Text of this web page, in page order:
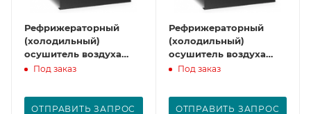
Рефрижераторный
(холодильный)
осушитель воздуха
CDX120
Под заказ
ОТПРАВИТЬ ЗАПРОС
Рефрижераторный
(холодильный)
осушитель воздуха
CDX150
Под заказ
ОТПРАВИТЬ ЗАПРОС